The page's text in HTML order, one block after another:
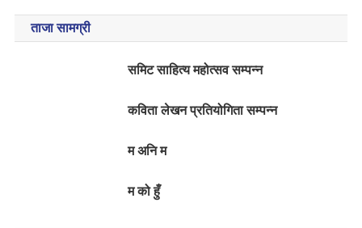
ताजा सामग्री
समिट साहित्य महोत्सव सम्पन्न
कविता लेखन प्रतियोगिता सम्पन्न
म अनि म
म को हुँ